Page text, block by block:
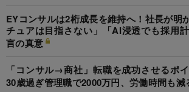
EYコンサルは2桁成長を維持へ！社長が明
チュアは目指さない」「AI浸透でも採用
言の真意
「コンサル→商社」転職を成功させるポ
30歳過ぎ管理職で2000万円、労働時間も減